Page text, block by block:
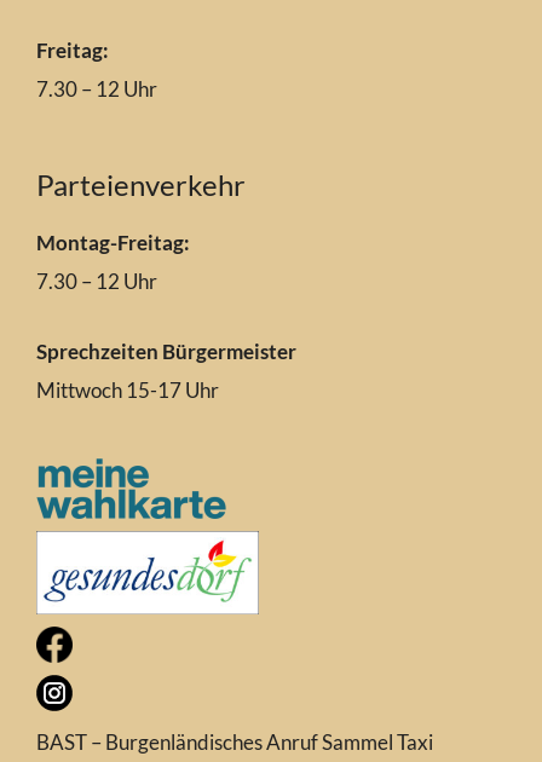
Freitag:
7.30 – 12 Uhr
Parteienverkehr
Montag-Freitag:
7.30 – 12 Uhr
Sprechzeiten Bürgermeister
Mittwoch 15-17 Uhr
BAST – Burgenländisches Anruf Sammel Taxi